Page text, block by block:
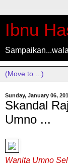
Ibnu
Sunday, January 06,
Skandal
Umno ...
Wanita Umno